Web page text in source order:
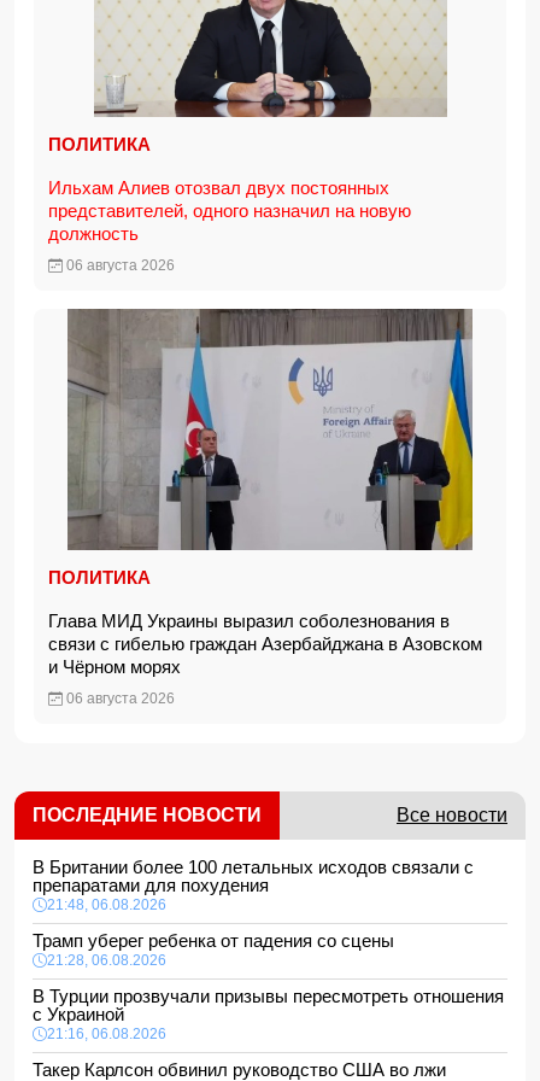
ПОЛИТИКА
Ильхам Алиев отозвал двух постоянных
представителей, одного назначил на новую
должность
06 августа 2026
ПОЛИТИКА
Глава МИД Украины выразил соболезнования в
связи с гибелью граждан Азербайджана в Азовском
и Чёрном морях
06 августа 2026
ПОСЛЕДНИЕ НОВОСТИ Все новости
В Британии более 100 летальных исходов связали с
препаратами для похудения
21:48, 06.08.2026
Трамп уберег ребенка от падения со сцены
21:28, 06.08.2026
В Турции прозвучали призывы пересмотреть отношения
с Украиной
21:16, 06.08.2026
Такер Карлсон обвинил руководство США во лжи